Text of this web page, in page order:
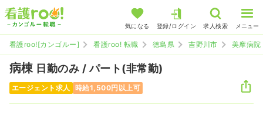
気になる 登録/ログイン 求人検索 メニュー
看護roo![カンゴルー] 看護roo! 転職 徳島県 吉野川市 美摩病院
病棟 日勤のみ / パート(非常勤)
エージェント求人 時給1,500円以上可